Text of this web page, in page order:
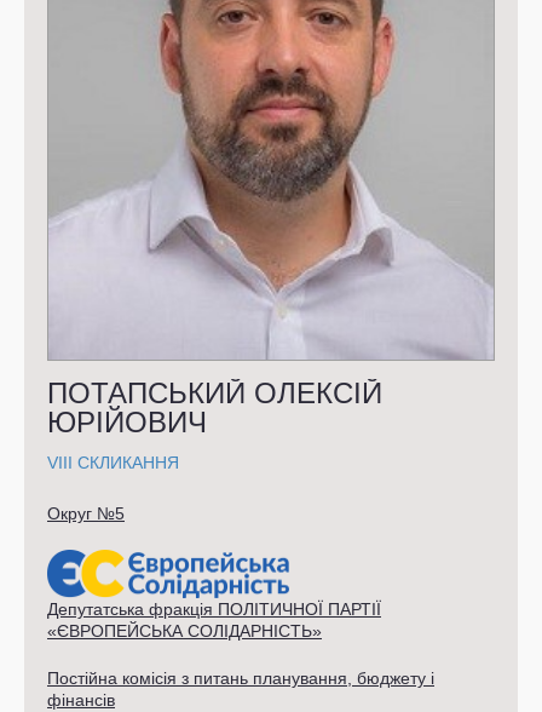
ПОТАПСЬКИЙ ОЛЕКСІЙ
ЮРІЙОВИЧ
VIII СКЛИКАННЯ
Округ №5
Депутатська фракція ПОЛІТИЧНОЇ ПАРТІЇ
«ЄВРОПЕЙСЬКА СОЛІДАРНІСТЬ»
Постійна комісія з питань планування, бюджету і
фінансів